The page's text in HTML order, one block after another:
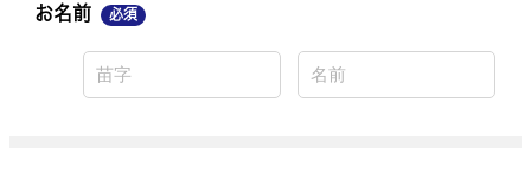
お名前 必須
お電話番号